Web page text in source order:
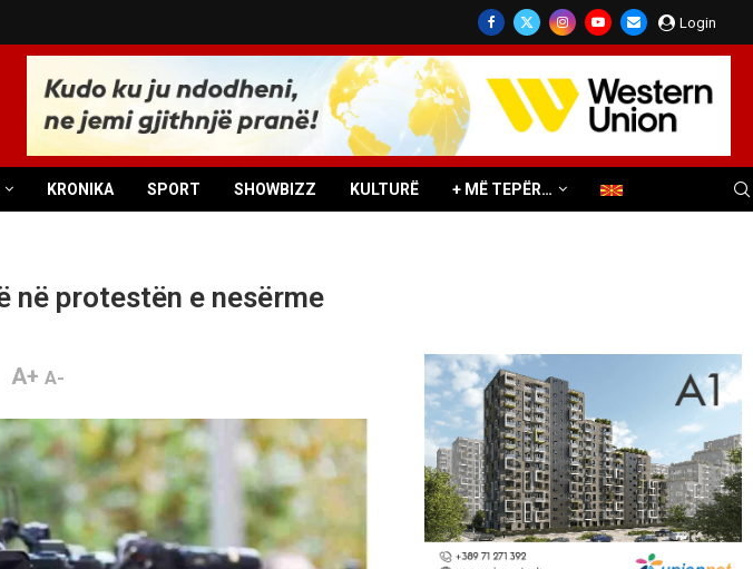
Login
KRONIKA SPORT SHOWBIZZ KULTURË + MË TEPËR…
në protestën e nesërme
A+ A-